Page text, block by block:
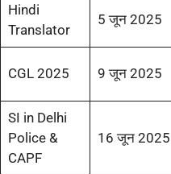
Hindi
Translator
5 जून 2025
CGL 2025 9 जून 2025
SI in Delhi
Police &
CAPF
16 जून 2025